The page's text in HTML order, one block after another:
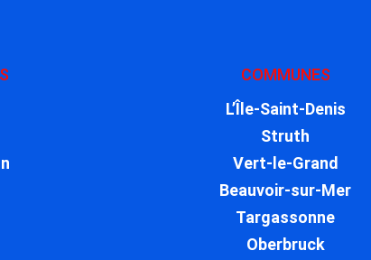
COMMUNES
L’Île-Saint-Denis
Struth
Vert-le-Grand
Beauvoir-sur-Mer
Targassonne
Oberbruck